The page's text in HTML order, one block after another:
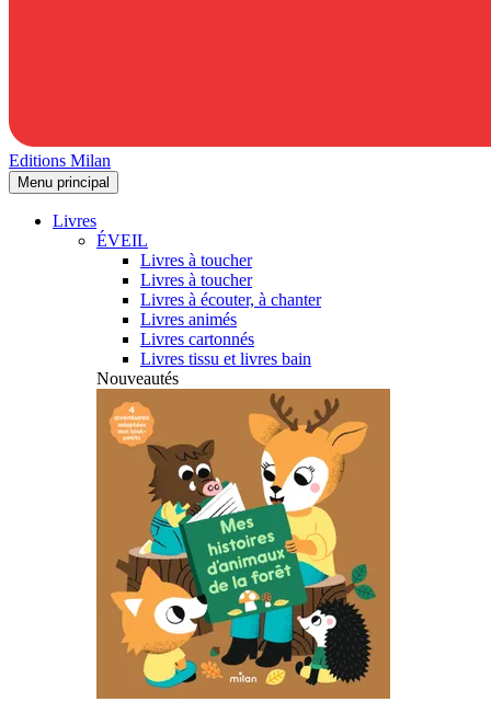
Editions Milan
Menu principal
Livres
ÉVEIL
Livres à toucher
Livres à toucher
Livres à écouter, à chanter
Livres animés
Livres cartonnés
Livres tissu et livres bain
Nouveautés